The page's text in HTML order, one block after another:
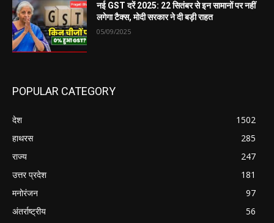
नई GST दरें 2025: 22 सितंबर से इन सामानों पर नहीं
लगेगा टैक्स, मोदी सरकार ने दी बड़ी राहत
05/09/2025
POPULAR CATEGORY
देश
1502
हाथरस
285
राज्य
247
उत्तर प्रदेश
181
मनोरंजन
97
अंतर्राष्ट्रीय
56